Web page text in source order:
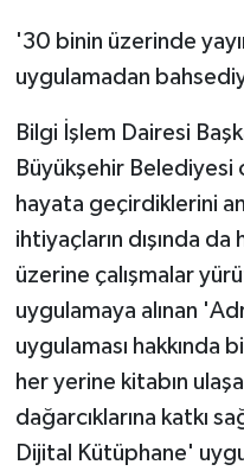
'30 binin üzerinde
uygulamadan
Bilgi İşlem Dairesi
Büyükşehir
hayata geçirdiklerini
ihtiyaçların dışında
üzerine çalışmalar
uygulamaya alınan
uygulaması hakkında
her yerine kitabın
dağarcıklarına katkı
Dijital Kütüphane'